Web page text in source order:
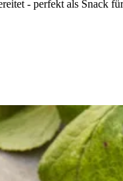
- perfekt als Snack